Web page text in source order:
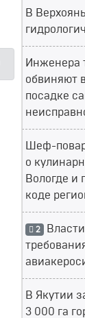
В
Инженера
обвиняют
посадке
Шеф-
о
Вологде и
коде
2 Власти
В Якутии
3 000 га